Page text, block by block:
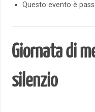
Questo evento è
Giornata di
silenzio